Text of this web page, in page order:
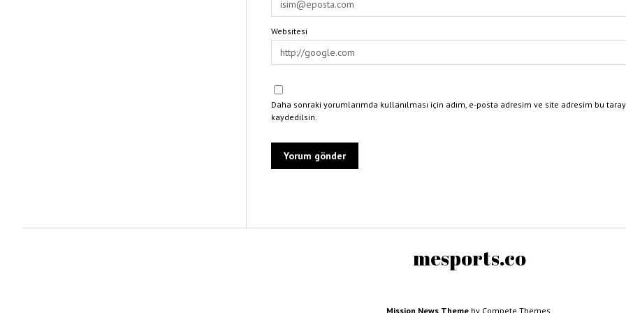
Websitesi
Daha sonraki yorumlarımda kullanılması için adım, e-posta adresim ve site adresim bu
kaydedilsin.
mesports.co
Mission News Theme by Compete Themes.